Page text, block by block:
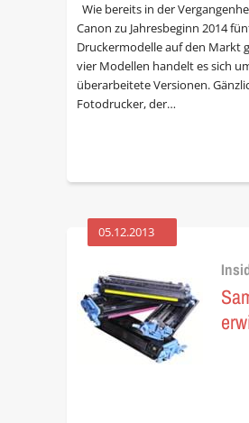
Wie bereits in der
Canon zu Jahresbeginn 2014
Druckermodelle auf den Markt
vier Modellen handelt es sich
überarbeitete Versionen.
Fotodrucker, der…
05.12.2013